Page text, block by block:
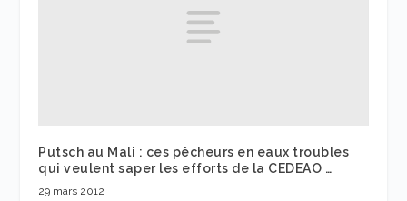
Putsch au Mali : ces pêcheurs en eaux troubles
qui veulent saper les efforts de la CEDEAO …
29 mars 2012